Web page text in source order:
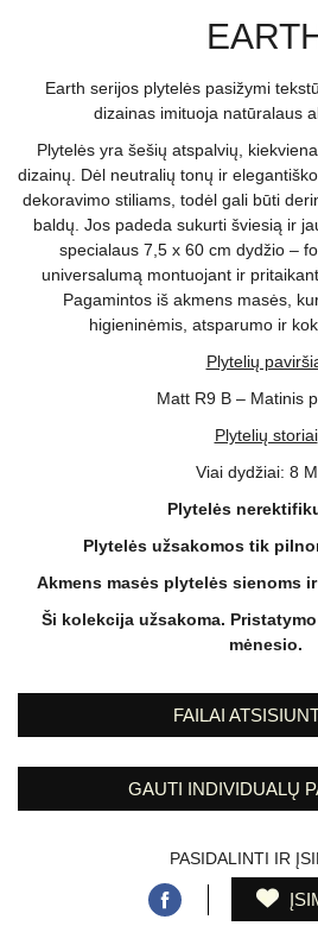
Earth serijos plytelės pasižymi
dizainas imituoja natūralaus
Plytelės yra šešių atspalvių,
dizainų. Dėl neutralių tonų ir
dekoravimo stiliams, todėl gali būti
baldų. Jos padeda sukurti šviesią ir
specialaus 7,5 x 60 cm dydžio –
universalumą montuojant ir
Pagamintos iš akmens masės,
higieninėmis, atsparumo ir
Plytelių
Matt R9 B – Matinis
Plytelių storiai
Viai dydžiai: 8
Plytelės
Plytelės užsakomos tik
Akmens masės plytelės sienoms
Ši kolekcija užsakoma.
mėnesio.
FAILAI
GAUTI INDIVIDUALŲ
PASIDALINTI IR